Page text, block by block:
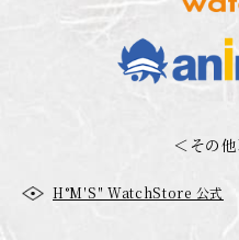
＜その
H°M′S″ WatchStore 公式